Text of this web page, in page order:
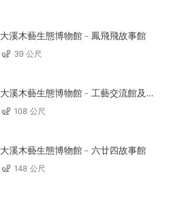
大溪木藝生態博物館﹣鳳飛飛故事館
39 公尺
大溪木藝生態博物館﹣工藝交流館及工
藝基地108 公尺
大溪木藝生態博物館﹣六廿四故事館
148 公尺